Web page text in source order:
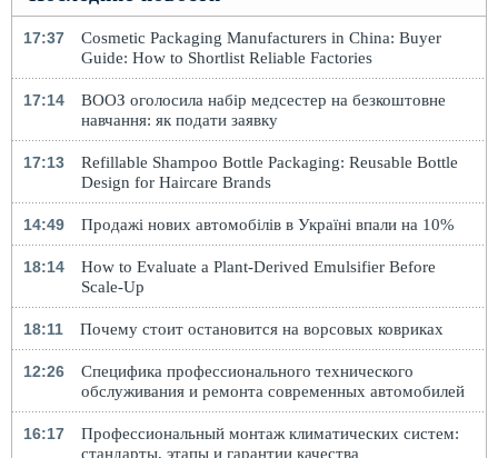
17:37
Cosmetic Packaging Manufacturers in China: Buyer
Guide: How to Shortlist Reliable Factories
17:14
ВООЗ оголосила набір медсестер на безкоштовне
навчання: як подати заявку
17:13
Refillable Shampoo Bottle Packaging: Reusable Bottle
Design for Haircare Brands
14:49 Продажі нових автомобілів в Україні впали на 10%
18:14
How to Evaluate a Plant-Derived Emulsifier Before
Scale-Up
18:11 Почему стоит остановится на ворсовых ковриках
12:26
Специфика профессионального технического
обслуживания и ремонта современных автомобилей
16:17
Профессиональный монтаж климатических систем:
стандарты, этапы и гарантии качества